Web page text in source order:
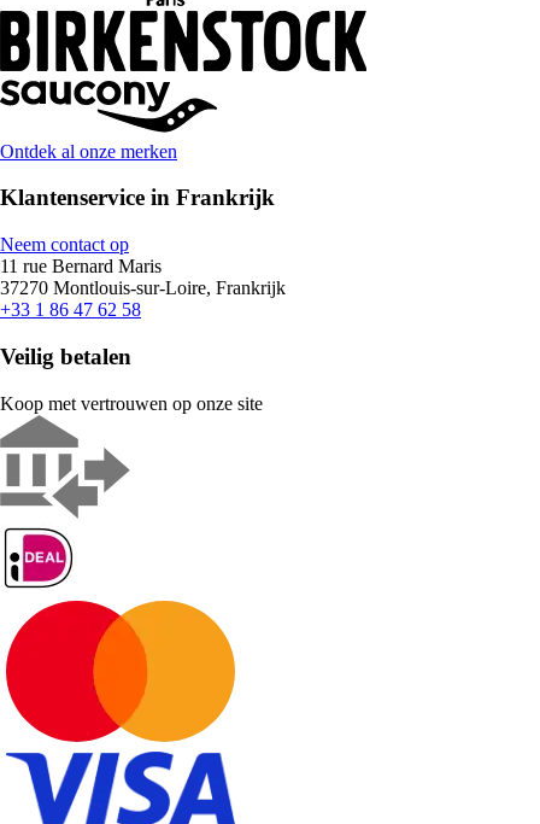
Ontdek al onze merken
Klantenservice in Frankrijk
Neem contact op
11 rue Bernard Maris
37270 Montlouis-sur-Loire, Frankrijk
+33 1 86 47 62 58
Veilig betalen
Koop met vertrouwen op onze site